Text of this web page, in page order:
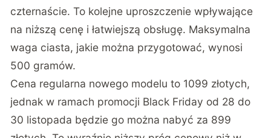
czternaście. To kolejne uproszczenie wpływające
na niższą cenę i łatwiejszą obsługę. Maksymalna
waga ciasta, jakie można przygotować, wynosi
500 gramów.
Cena regularna nowego modelu to 1099 złotych,
jednak w ramach promocji Black Friday od 28 do
30 listopada będzie go można nabyć za 899